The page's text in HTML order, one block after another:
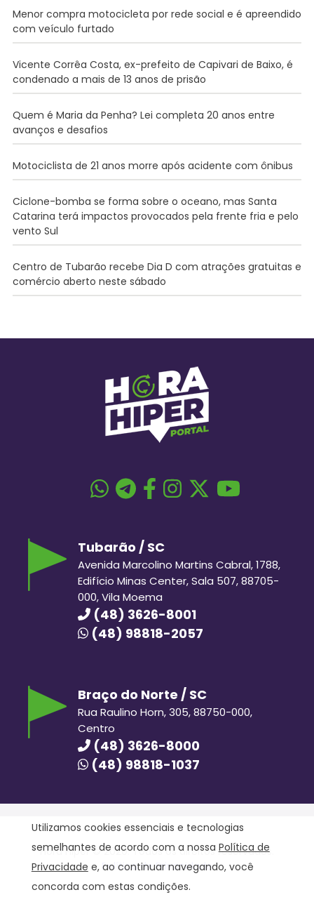
Menor compra motocicleta por rede social e é apreendido
com veículo furtado
Vicente Corrêa Costa, ex-prefeito de Capivari de Baixo, é
condenado a mais de 13 anos de prisão
Quem é Maria da Penha? Lei completa 20 anos entre
avanços e desafios
Motociclista de 21 anos morre após acidente com ônibus
Ciclone-bomba se forma sobre o oceano, mas Santa
Catarina terá impactos provocados pela frente fria e pelo
vento Sul
Centro de Tubarão recebe Dia D com atrações gratuitas e
comércio aberto neste sábado
Tubarão / SC
Avenida Marcolino Martins Cabral, 1788,
Edifício Minas Center, Sala 507, 88705-
000, Vila Moema
(48) 3626-8001
(48) 98818-2057
Braço do Norte / SC
Rua Raulino Horn, 305, 88750-000,
Centro
(48) 3626-8000
(48) 98818-1037
Hora Hiper © 2020. Todos os direitos reservados.
Política de Privacidade
Utilizamos cookies essenciais e tecnologias
semelhantes de acordo com a nossa Política de
Privacidade e, ao continuar navegando, você
concorda com estas condições.